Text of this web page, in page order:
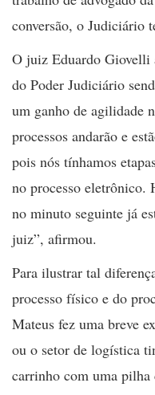
conversão, o Judiciário
O juiz Eduardo Giovelli
do Poder Judiciário
um ganho de agilidade
processos andarão e
pois nós tínhamos
no processo eletrônico.
no minuto seguinte já
juiz”, afirmou.
Para ilustrar tal
processo físico e do
Mateus fez uma breve
ou o setor de logística
carrinho com uma pilha